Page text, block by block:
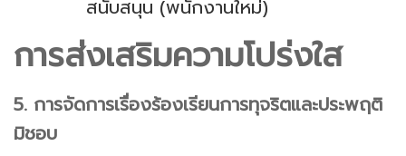
สนับสนุน (พนักงานใหม่)
การส่งเสริมความโปร่งใส
5. การจัดการเรื่องร้องเรียนการทุจริตและประพฤติ
มิชอบ